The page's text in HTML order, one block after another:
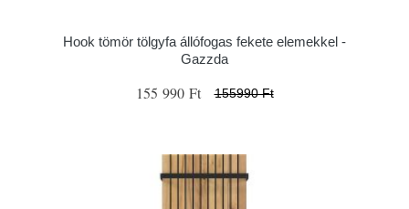
Hook tömör tölgyfa állófogas fekete elemekkel -
Gazzda
155 990 Ft 155990 Ft